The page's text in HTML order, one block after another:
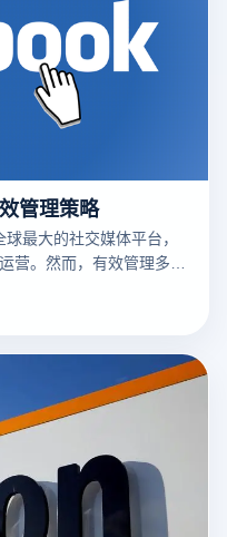
管理策略
最大的社交媒体平台，
营。然而，有效管理多个
。指纹浏览器告诉你
略。